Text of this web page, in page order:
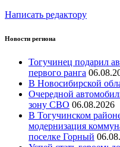
Написать редактору
Новости региона
Тогучинец подарил
первого ранга
В Новосибирской
Очередной
зону СВО 06.08.2026
В Тогучинском
модернизация
поселке Горный